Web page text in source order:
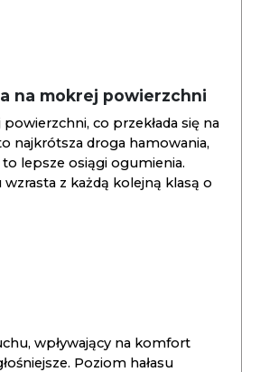
na mokrej powierzchni
co przekłada się na
najkrótsza droga hamowania,
to lepsze osiągi ogumienia.
z każdą kolejną klasą o
wpływający na komfort
Poziom hałasu